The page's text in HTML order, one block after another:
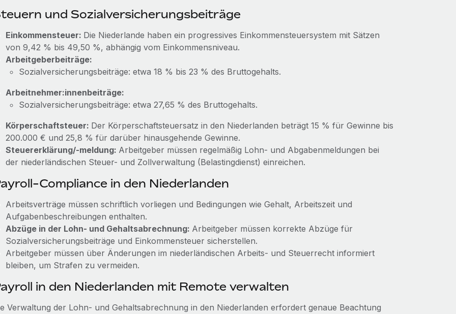
und Sozialversicherungsbeiträge
Einkommensteuer: Die Niederlande haben ein progressives Einkommensteuersystem mit Sätzen
von 9,42 % bis 49,50 %, abhängig vom Einkommensniveau.
Arbeitgeberbeiträge:
Sozialversicherungsbeiträge: etwa 18 % bis 23 % des Bruttogehalts.
Arbeitnehmer:innenbeiträge:
Sozialversicherungsbeiträge: etwa 27,65 % des Bruttogehalts.
Körperschaftsteuer: Der Körperschaftsteuersatz in den Niederlanden beträgt 15 % für Gewinne bis
200.000 € und 25,8 % für darüber hinausgehende Gewinne.
Steuererklärung/-meldung: Arbeitgeber müssen regelmäßig Lohn- und Abgabenmeldungen bei
der niederländischen Steuer- und Zollverwaltung (Belastingdienst) einreichen.
Compliance in den Niederlanden
Arbeitsverträge müssen schriftlich vorliegen und Bedingungen wie Gehalt, Arbeitszeit und
Aufgabenbeschreibungen enthalten.
Abzüge in der Lohn- und Gehaltsabrechnung: Arbeitgeber müssen korrekte Abzüge für
Sozialversicherungsbeiträge und Einkommensteuer sicherstellen.
Arbeitgeber müssen über Änderungen im niederländischen Arbeits- und Steuerrecht informiert
bleiben, um Strafen zu vermeiden.
in den Niederlanden mit Remote verwalten
Verwaltung der Lohn- und Gehaltsabrechnung in den Niederlanden erfordert genaue Beachtung